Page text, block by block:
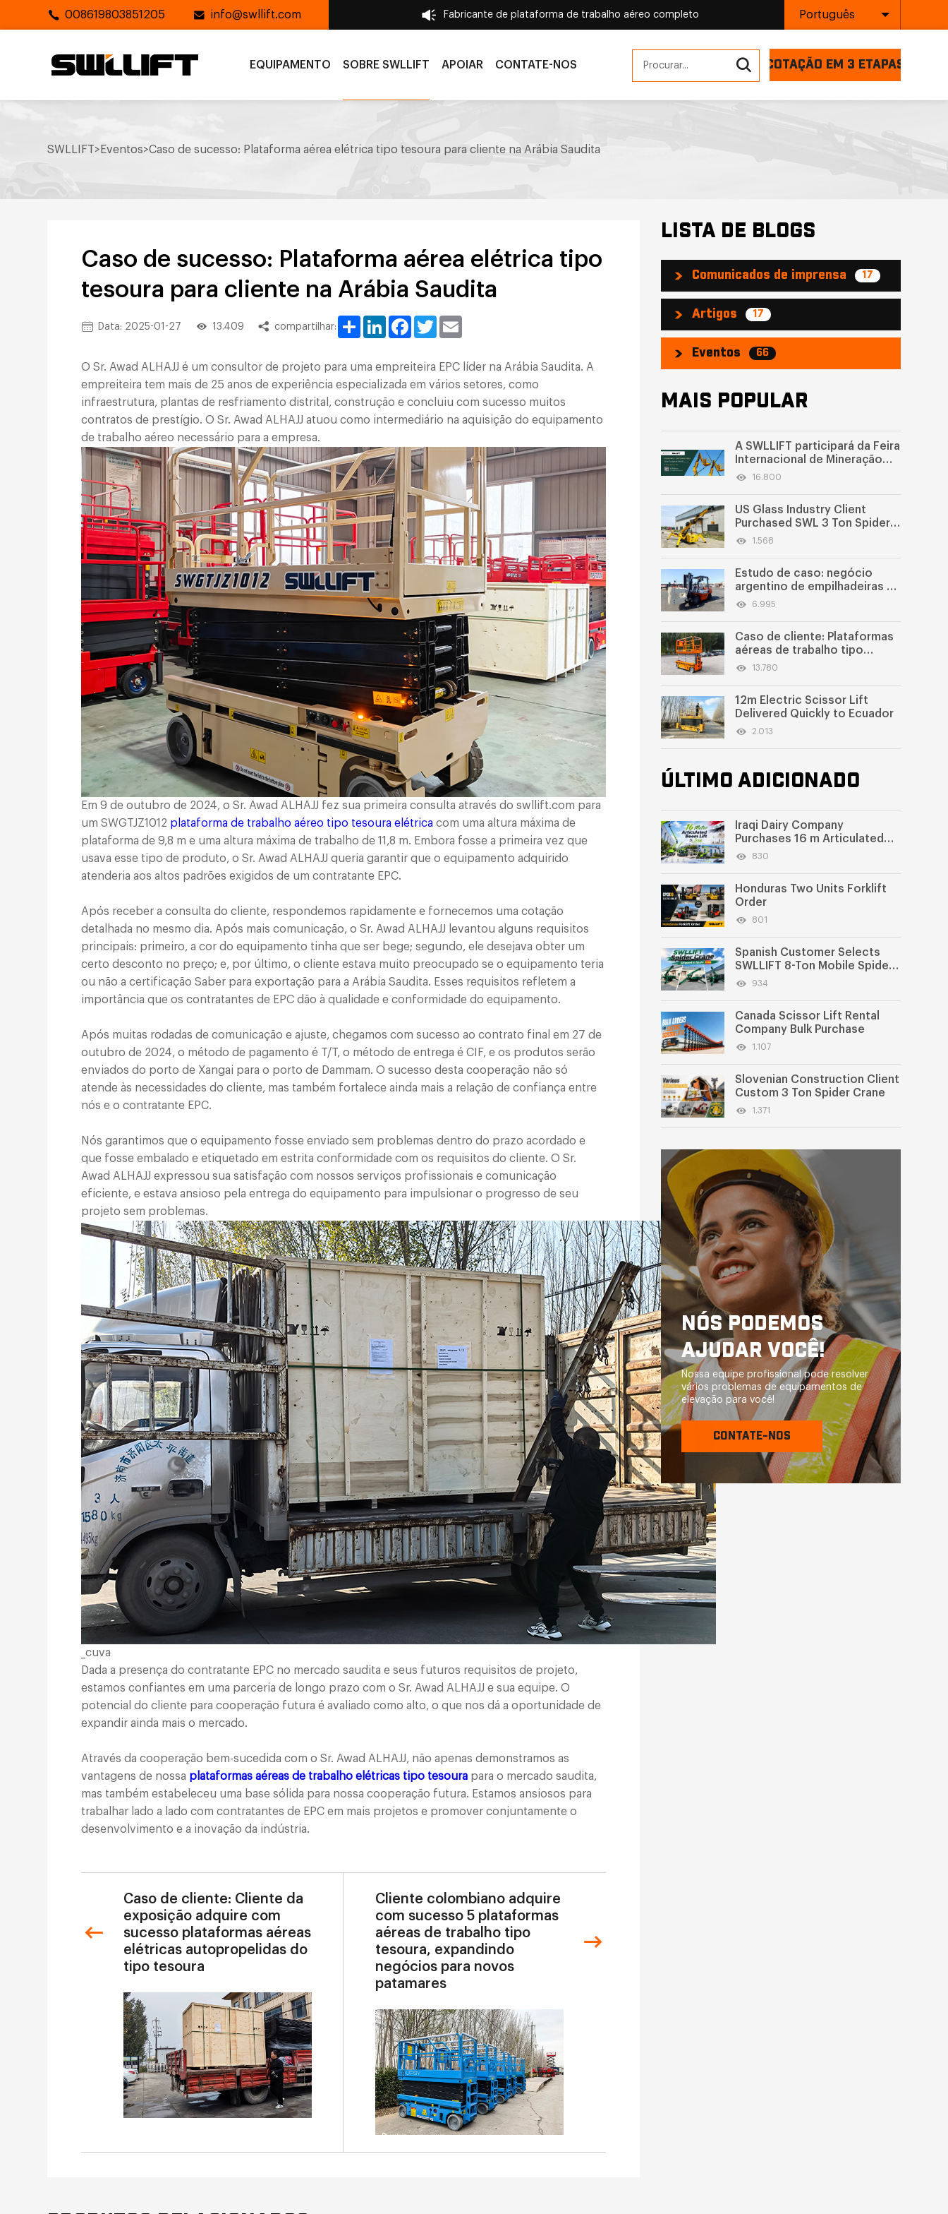
008619803851205 info@swllift.com Fabricante de plataforma de trabalho aéreo completo Português
EQUIPAMENTO SOBRE SWLLIFT APOIAR CONTATE-NOS COTAÇÃO EM 3 ETAPAS
SWLLIFT> Eventos>Caso de sucesso: Plataforma aérea elétrica tipo tesoura para cliente na Arábia Saudita
Caso de sucesso: Plataforma aérea elétrica tipo
tesoura para cliente na Arábia Saudita
Data: 2025-01-27 13.409 compartilhar:
Share LinkedInFacebook
Twitter
O Sr. Awad ALHAJJ é um consultor de projeto para uma empreiteira EPC líder na Arábia Saudita. A
empreiteira tem mais de 25 anos de experiência especializada em vários setores, como
infraestrutura, plantas de resfriamento distrital, construção e concluiu com sucesso muitos
contratos de prestígio. O Sr. Awad ALHAJJ atuou como intermediário na aquisição do equipamento
de trabalho aéreo necessário para a empresa.
Em 9 de outubro de 2024, o Sr. Awad ALHAJJ fez sua primeira consulta através do swllift.com para
um SWGTJZ1012 plataforma de trabalho aéreo tipo tesoura elétrica com uma altura máxima de
plataforma de 9,8 m e uma altura máxima de trabalho de 11,8 m. Embora fosse a primeira vez que
usava esse tipo de produto, o Sr. Awad ALHAJJ queria garantir que o equipamento adquirido
atenderia aos altos padrões exigidos de um contratante EPC.
Após receber a consulta do cliente, respondemos rapidamente e fornecemos uma cotação
detalhada no mesmo dia. Após mais comunicação, o Sr. Awad ALHAJJ levantou alguns requisitos
principais: primeiro, a cor do equipamento tinha que ser bege; segundo, ele desejava obter um
certo desconto no preço; e, por último, o cliente estava muito preocupado se o equipamento teria
ou não a certificação Saber para exportação para a Arábia Saudita. Esses requisitos refletem a
importância que os contratantes de EPC dão à qualidade e conformidade do equipamento.
Após muitas rodadas de comunicação e ajuste, chegamos com sucesso ao contrato final em 27 de
outubro de 2024, o método de pagamento é T/T, o método de entrega é CIF, e os produtos serão
enviados do porto de Xangai para o porto de Dammam. O sucesso desta cooperação não só
atende às necessidades do cliente, mas também fortalece ainda mais a relação de confiança entre
nós e o contratante EPC.
Nós garantimos que o equipamento fosse enviado sem problemas dentro do prazo acordado e
que fosse embalado e etiquetado em estrita conformidade com os requisitos do cliente. O Sr.
Awad ALHAJJ expressou sua satisfação com nossos serviços profissionais e comunicação
eficiente, e estava ansioso pela entrega do equipamento para impulsionar o progresso de seu
projeto sem problemas.
_cuva
Dada a presença do contratante EPC no mercado saudita e seus futuros requisitos de projeto,
estamos confiantes em uma parceria de longo prazo com o Sr. Awad ALHAJJ e sua equipe. O
potencial do cliente para cooperação futura é avaliado como alto, o que nos dá a oportunidade de
expandir ainda mais o mercado.
Através da cooperação bem-sucedida com o Sr. Awad ALHAJJ, não apenas demonstramos as
vantagens de nossa plataformas aéreas de trabalho elétricas tipo tesoura para o mercado saudita,
mas também estabeleceu uma base sólida para nossa cooperação futura. Estamos ansiosos para
trabalhar lado a lado com contratantes de EPC em mais projetos e promover conjuntamente o
desenvolvimento e a inovação da indústria.
Caso de cliente: Cliente da
exposição adquire com
sucesso plataformas aéreas
elétricas autopropelidas do
tipo tesoura
Cliente colombiano adquire
com sucesso 5 plataformas
aéreas de trabalho tipo
tesoura, expandindo
negócios para novos
patamares
LISTA DE BLOGS
Comunicados de imprensa 17
Artigos 17
Eventos 66
MAIS POPULAR
A SWLLIFT participará da Feira
Internacional de Mineração
Perumin 2025
16.800
US Glass Industry Client
Purchased SWL 3 Ton Spider
Crane
1.568
Estudo de caso: negócio
argentino de empilhadeiras a
diesel exportado com
6.995
Caso de cliente: Plataformas
aéreas de trabalho tipo
tesoura personalizadas nos
13.780
12m Electric Scissor Lift
Delivered Quickly to Ecuador
2.013
ÚLTIMO ADICIONADO
Iraqi Dairy Company
Purchases 16 m Articulated
Boom Lift
830
Honduras Two Units Forklift
Order
801
Spanish Customer Selects
SWLLIFT 8-Ton Mobile Spider
Crane
934
Canada Scissor Lift Rental
Company Bulk Purchase
1.107
Slovenian Construction Client
Custom 3 Ton Spider Crane
1.371
NÓS PODEMOS
AJUDAR VOCÊ!
Nossa equipe profissional pode resolver
vários problemas de equipamentos de
elevação para você!
CONTATE-NOS